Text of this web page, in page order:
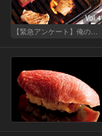
Vol.4
【緊急アンケート】俺の！私の！ベスト焼肉店